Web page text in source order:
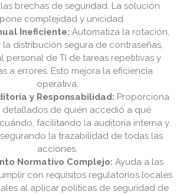
brechas de seguridad. La solución
complejidad y unicidad.
Ineficiente: Automatiza la rotación,
la distribución segura de contraseñas,
personal de TI de tareas repetitivas y
a errores. Esto mejora la eficiencia
operativa.
y Responsabilidad: Proporciona
detallados de quién accedió a qué
facilitando la auditoría interna y
la trazabilidad de todas las
acciones.
Normativo Complejo: Ayuda a las
con requisitos regulatorios locales
al aplicar políticas de seguridad de